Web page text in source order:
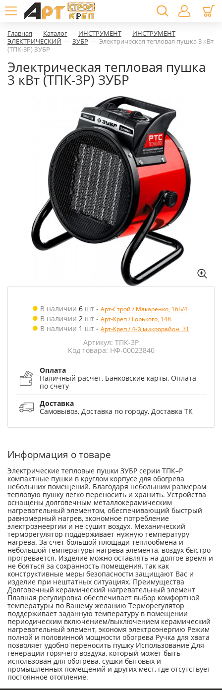
Главная — Каталог — ИНСТРУМЕНТ — ИНСТРУМЕНТ
ЭЛЕКТРИЧЕСКИЙ — ЗУБР — Электрическая тепловая пушка 3 кВт
(ТПК-3Р) ЗУБР
Электрическая тепловая пушка
3 кВт (ТПК-3Р) ЗУБР
В наличии 6 шт - Арт-Строй / Макаренко, 16Б/4
В наличии 2 шт - Арт-Креп / Горького, 148
В наличии 1 шт - Арт-Креп / 4-й микрорайон, 31
Артикул: ТПК-3Р
Код товара: НФ-00023840
Оплата
Наличный расчет, Банковские карты, Оплата
по счёту
Доставка
Самовывоз, Доставка по городу, Доставка ТК
Информация о товаре
Электрические тепловые пушки ЗУБР серии ТПК–Р
компактные пушки в круглом корпусе для обогрева
небольших помещений. Благодаря небольшим размерам
тепловую пушку легко переносить и хранить. Устройства
оснащены долговечным металлокерамическим
нагревательный элементом, обеспечивающий быстрый
равномерный нагрев, экономное потребление
электроэнеергии и не сушит воздух. Механический
терморегулятор поддерживает нужную температуру
нагрева. За счет большой площади теплообмена и
небольшой температуры нагрева элемента, воздух быстро
прогревается. Изделие можно оставлять на долгое время и
не бояться за сохранность помещения, так как
конструктивные меры безопасности защищают Вас и
изделие при нештатных ситуациях. Преимущества
Долговечный керамический нагревательный элемент
Плавная регулировка обеспечивает выбор комфортной
температуры по Вашему желанию Терморегулятор
поддерживает заданную температуру в помещении
периодическим включением/выключением керамический
нагревательный элемент, экономя электроэнергию Режим
полной и половинной мощности обогрева Ручка для хвата
позволяет удобно переносить пушку Использование Для
генерации горячего воздуха, который может быть
использован для обогрева, сушки бытовых и
промышленных помещений и других мест, где отсутствует
постоянное отопление.